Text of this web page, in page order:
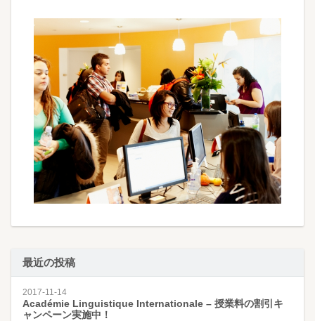
最近の投稿
2017-11-14
Académie Linguistique Internationale – 授業料の割引キ
ャンペーン実施中！